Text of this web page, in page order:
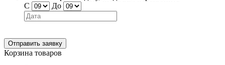
С
До
Отправить заявку
Корзина товаров